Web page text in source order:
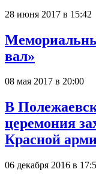
28 июня 2017 в 15:42
вал»
08 мая 2017 в 20:00
В
церемония
Красной
06 декабря 2016 в